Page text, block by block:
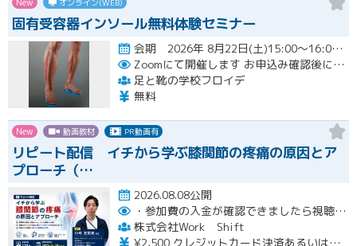
固有受容器インソール無料体験セミナー
会期 2026年 8月22日(土)15:00～16:00開催
Zoomにて開催します お申込み確認後に、メールにてZOOM招待メールを送ります
足と靴の学校フロイデ
無料
New 動画教材 PR動画有
リピート配信 イチから学ぶ膝関節の疼痛の原因とア
プローチ（…
2026.08.08公開
・参加費の入金が確認できましたら視聴用URLとパスワードおよび資料をお申込みいただきましたメールアドレスに送付します。
株式会社Work Shift
¥2,500 クレジットカード決済あるいは銀行振込となります。